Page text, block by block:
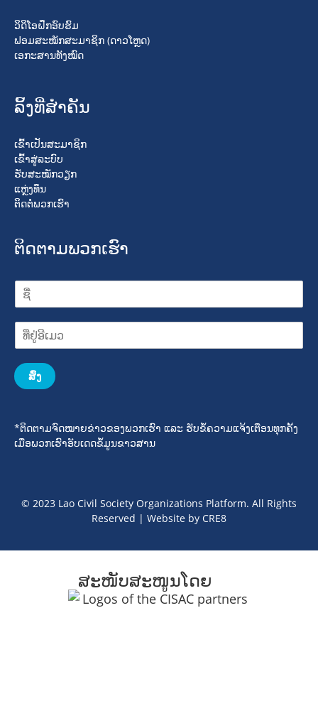
ວິດິໂອຝຶກອົບຮົມ
ຟອມສະໝັກສະມາຊິກ (ດາວໂຫຼດ)
ເອກະສານທັງໝົດ
ລິ້ງທີ່ສໍາຄັນ
ເຂົ້າເປັນສະມາຊິກ
ເຂົ້າສູ່ລະບົບ
ຮັບສະໝັກວຽກ
ແຫຼ່ງທຶນ
ຕິດຕໍ່ພວກເຮົາ
ຕິດຕາມພວກເຮົາ
ສົ່ງ
*ຕິດຕາມຈົດໝາຍຂ່າວຂອງພວກເຮົາ ແລະ ຮັບຂໍ້ຄວາມແຈ້ງເຕືອນທຸກຄັ້ງ
ເມື່ອພວກເຮົາອັບເດດຂໍ້ມູນຂາວສານ
© 2023 Lao Civil Society Organizations Platform. All Rights
Reserved | Website by CRE8
ສະໜັບສະໜູນໂດຍ